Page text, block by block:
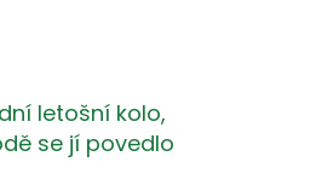
letošní kolo,
se jí povedlo